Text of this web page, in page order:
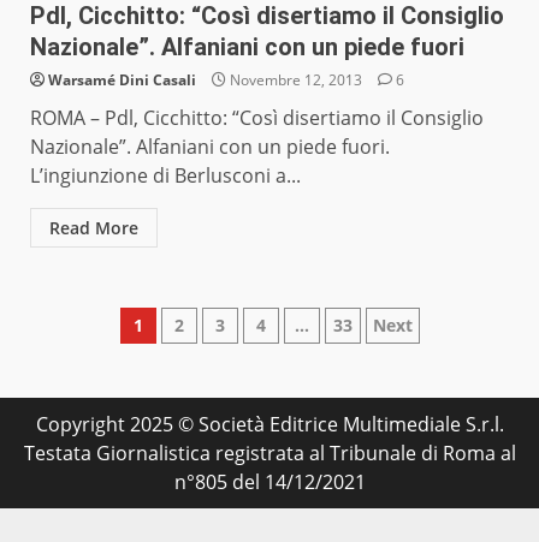
Pdl, Cicchitto: “Così disertiamo il Consiglio
Nazionale”. Alfaniani con un piede fuori
Warsamé Dini Casali Novembre 12, 2013 6
ROMA – Pdl, Cicchitto: “Così disertiamo il Consiglio
Nazionale”. Alfaniani con un piede fuori.
L’ingiunzione di Berlusconi a...
Read More
Paginazione
articoli
1 2 3 4 … 33 Next
Copyright 2025 © Società Editrice Multimediale S.r.l.
Testata Giornalistica registrata al Tribunale di Roma al
n°805 del 14/12/2021